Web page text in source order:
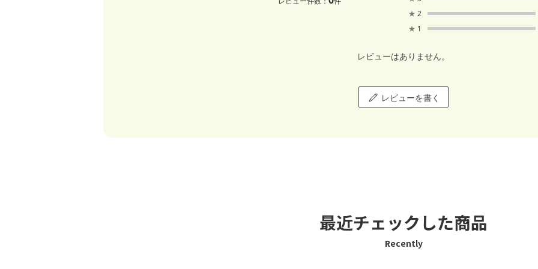
★ 2
★ 1
レビューはありません。
レビューを書く
最近チェックした商品
Recently